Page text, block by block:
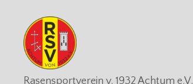
RSV
Rasensportverein v. 1932 Achtum e.V.